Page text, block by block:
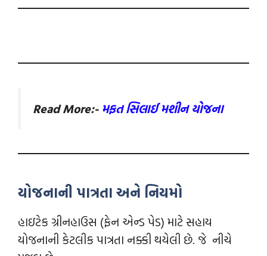
Read More:- મફત સિલાઈ મશીન યોજના
યોજનાની પાત્રતા અને નિયમો
હાઇટેક ગ્રીનહાઉસ (ફેન એન્ડ પેડ) માટે સહાય
યોજનાની કેટલીક પાત્રતા નક્કી થયેલી છે. જે નીચે